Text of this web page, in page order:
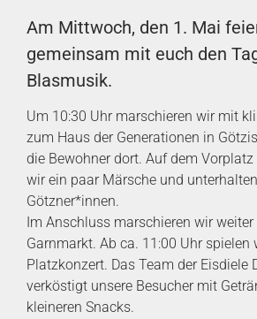
Am Mittwoch, den 1. Mai
gemeinsam mit euch den
Blasmusik.
Um 10:30 Uhr marschieren wir mit
zum Haus der Generationen in
die Bewohner dort. Auf dem Vorplatz
wir ein paar Märsche und
Götzner*innen.
Im Anschluss marschieren wir
Garnmarkt. Ab ca. 11:00 Uhr spielen
Platzkonzert. Das Team der Eisdiele
verköstigt unsere Besucher mit
kleineren Snacks.